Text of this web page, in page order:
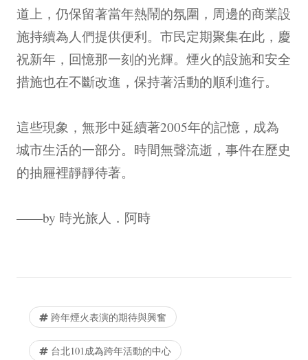
道上，仍保留著當年熱鬧的氛圍，周邊的商業設
施持續為人們提供便利。市民定期聚集在此，慶
祝新年，回憶那一刻的光輝。煙火的設施和安全
措施也在不斷改進，保持著活動的順利進行。
這些現象，無形中延續著2005年的記憶，成為
城市生活的一部分。時間無聲流逝，事件在歷史
的抽屜裡靜靜待著。
——by 時光旅人．阿時
跨年煙火表演的期待與興奮
台北101成為跨年活動的中心